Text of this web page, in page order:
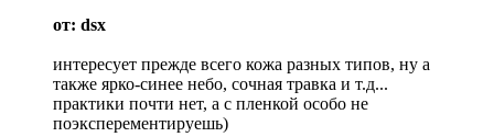
от: dsx
интересует прежде всего кожа разных типов, ну а
также ярко-синее небо, сочная травка и т.д...
практики почти нет, а с пленкой особо не
поэксперементируешь)